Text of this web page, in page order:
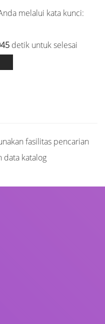
melalui kata kunci:
detik untuk selesai
fasilitas pencarian
katalog